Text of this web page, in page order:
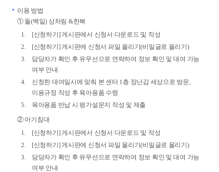
이용 방법
① 돌(백일) 상차림 &한복
[신청하기] 게시판에서 신청서 다운로드 및 작성
[신청하기] 게시판에 신청서 파일 올리기(비밀글로 올리기)
담당자가 확인 후 유무선으로 연락하여 정보 확인 및 대여 가능
여부 안내
신청한 대여일시에 맞춰 본 센터 1층 장난감 세상으로 방문,
이용규정 작성 후 육아용품 수령
육아용품 반납 시 평가설문지 작성 및 제출
② 아기침대
[신청하기] 게시판에서 신청서 다운로드 및 작성
[신청하기] 게시판에 신청서 파일 올리기(비밀글로 올리기)
담당자가 확인 후 유무선으로 연락하여 정보 확인 및 대여 가능
여부 안내